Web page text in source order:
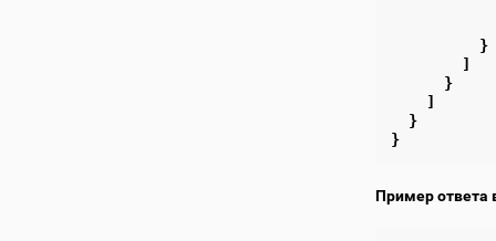
}
]
}
]
}
}
Пример ответа